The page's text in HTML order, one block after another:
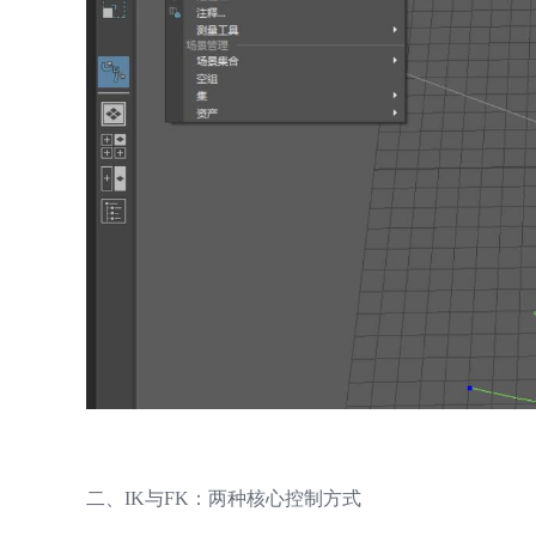
二、IK与FK：两种核心控制方式